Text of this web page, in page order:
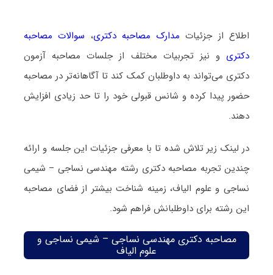
اطلاع از جزئیات مدارک مصاحبه دکتری، سوالات مصاحبه
دکتری و نیز تجربیات مختلف از جلسات مصاحبه آزمون
دکتری می‌تواند به داوطلبان کمک کند تا آگاهانه‌تر در مصاحبه
حضور پیدا کرده و شانس قبولی خود را تا حد زیادی افزایش
دهند.
در لینک زیر تلاش شده تا با معرفی جزئیات این جلسه و ارائه
چندین تجربه مصاحبه دکتری رشته مهندسی نساجی – شیمی
نساجی و علوم الیاف، زمینه شناخت بیشتر از فضای مصاحبه
این رشته برای داوطلبانش فراهم شود.
مصاحبه دکتری مهندسی نساجی – شیمی نساجی و
علوم الیاف